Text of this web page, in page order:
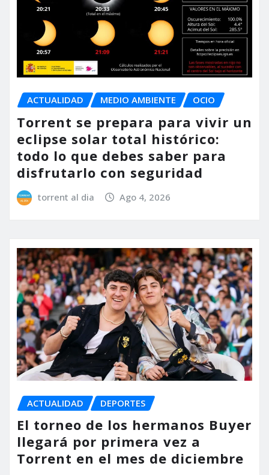
ACTUALIDAD MEDIO AMBIENTE OCIO
Torrent se prepara para vivir un
eclipse solar total histórico:
todo lo que debes saber para
disfrutarlo con seguridad
torrent al dia Ago 4, 2026
ACTUALIDAD DEPORTES
El torneo de los hermanos Buyer
llegará por primera vez a
Torrent en el mes de diciembre